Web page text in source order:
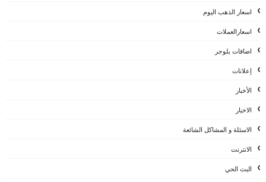
اسعار الذهب اليوم
اسعارالعملات
اضافات بلوجر
إعلانات
الأخبار
الاخبار
الاسئلة و المشاكل الشائعة
الانترنت
البث الحي